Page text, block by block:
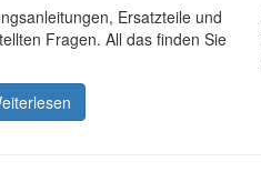
Ersatzteile und
Fragen. All das finden Sie